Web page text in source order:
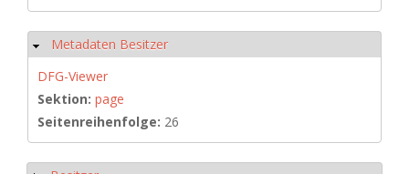
Ausblenden
Metadaten Besitzer
DFG-Viewer
Sektion: page
Seitenreihenfolge: 26